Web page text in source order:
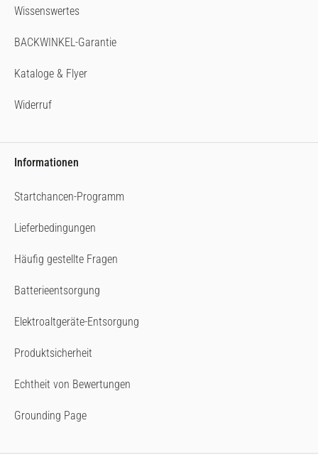
Wissenswertes
BACKWINKEL-Garantie
Kataloge & Flyer
Widerruf
Informationen
Startchancen-Programm
Lieferbedingungen
Häufig gestellte Fragen
Batterieentsorgung
Elektroaltgeräte-Entsorgung
Produktsicherheit
Echtheit von Bewertungen
Grounding Page